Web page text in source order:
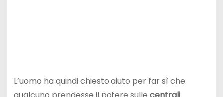
L’uomo ha quindi chiesto aiuto per far sì che
qualcuno prendesse il potere sulle centrali